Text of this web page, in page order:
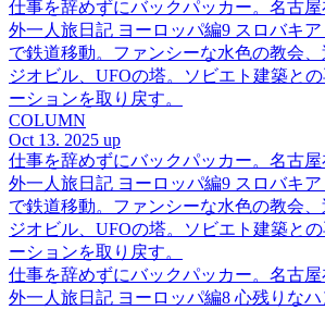
仕事を辞めずにバックパッカー。名古
外一人旅日記 ヨーロッパ編9 スロバキ
で鉄道移動。ファンシーな水色の教会
ジオビル、UFOの塔。ソビエト建築と
ーションを取り戻す。
COLUMN
Oct 13. 2025 up
仕事を辞めずにバックパッカー。名古
外一人旅日記 ヨーロッパ編9 スロバキ
で鉄道移動。ファンシーな水色の教会
ジオビル、UFOの塔。ソビエト建築と
ーションを取り戻す。
仕事を辞めずにバックパッカー。名古
外一人旅日記 ヨーロッパ編8 心残りな